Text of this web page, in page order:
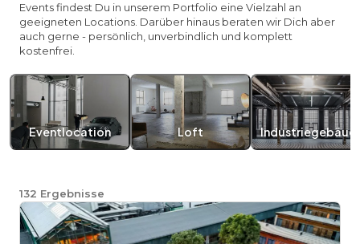
Events findest Du in unserem Portfolio eine Vielzahl an
geeigneten Locations. Darüber hinaus beraten wir Dich aber
auch gerne - persönlich, unverbindlich und komplett
kostenfrei.
Eventlocation Loft
132 Ergebnisse